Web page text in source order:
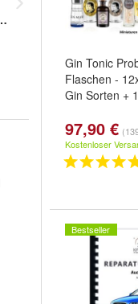
Gin Tonic
Flaschen -
Gin Sorten +
97,90 €
Kostenloser
Bestseller